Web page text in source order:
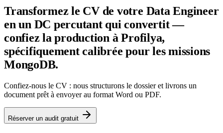
Transformez le CV de votre Data Engineer
en un DC percutant qui convertit —
confiez la production à Profilya,
spécifiquement calibrée pour les missions
MongoDB.
Confiez-nous le CV : nous structurons le dossier et livrons un
document prêt à envoyer au format Word ou PDF.
Réserver un audit gratuit